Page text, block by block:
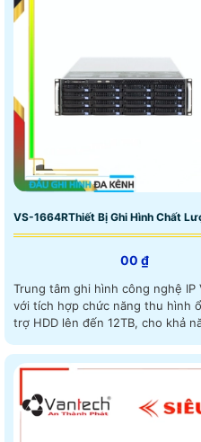
VS-1664RThiết Bị Ghi Hình Chất
00 ₫
Trung tâm ghi hình công nghệ IP
với tích hợp chức năng thu hình ổn định
trợ HDD lên đến 12TB, cho khả